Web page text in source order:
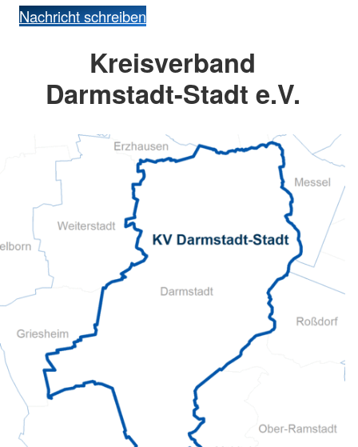
Nachricht schreiben
Kreisverband
Darmstadt-Stadt e.V.